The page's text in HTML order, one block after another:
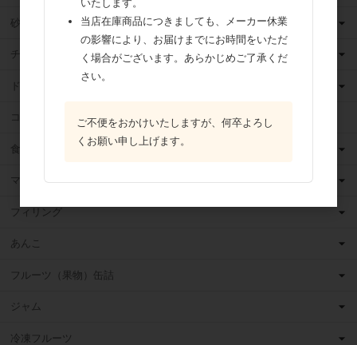
砂糖
チョコレート
ドライフルーツ
ココア
食用油
マーガリン
フィリング
あんこ
フルーツ（果物）缶詰
ジャム
冷凍フルーツ
いたします。
当店在庫商品につきましても、メーカー休業
の影響により、お届けまでにお時間をいただ
く場合がございます。あらかじめご了承くだ
さい。
ご不便をおかけいたしますが、何卒よろし
くお願い申し上げます。